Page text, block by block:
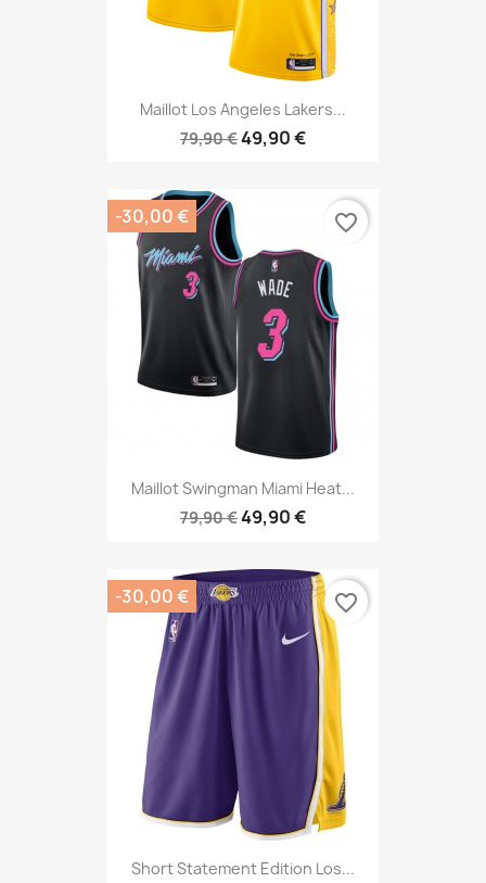
Maillot Los Angeles Lakers...
79,90 €49,90 €
Maillot Swingman Miami Heat...
79,90 €49,90 €
-30,00 € favorite_border
Short Statement Edition Los...
-30,00 € favorite_border